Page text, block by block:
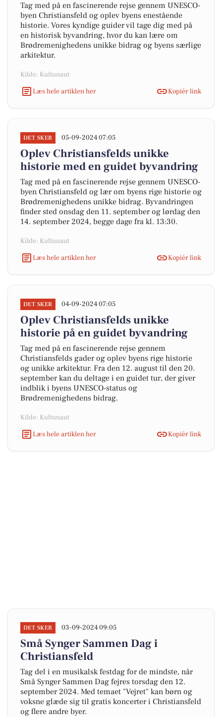
Tag med på en fascinerende rejse gennem UNESCO-
byen Christiansfeld og oplev byens enestående
historie. Vores kyndige guider vil tage dig med på
en historisk byvandring, hvor du kan lære om
Brødremenighedens unikke bidrag og byens særlige
arkitektur.
Kilde: Kultunaut
Læs hele artiklen her
Kopiér link
DET SKER 05-09-2024 07:05
Oplev Christiansfelds unikke
historie med en guidet byvandring
Tag med på en fascinerende rejse gennem UNESCO-
byen Christiansfeld og lær om byens rige historie og
Brødremenighedens unikke bidrag. Byvandringen
finder sted onsdag den 11. september og lørdag den
14. september 2024, begge dage fra kl. 13:30.
Kilde: Kultunaut
Læs hele artiklen her
Kopiér link
DET SKER 04-09-2024 07:05
Oplev Christiansfelds unikke
historie på en guidet byvandring
Tag med på en fascinerende rejse gennem
Christiansfelds gader og oplev byens rige historie
og unikke arkitektur. Fra den 12. august til den 20.
september kan du deltage i en guidet tur, der giver
indblik i byens UNESCO-status og
Brødremenighedens bidrag.
Kilde: Kultunaut
Læs hele artiklen her
Kopiér link
DET SKER 03-09-2024 09:05
Små Synger Sammen Dag i
Christiansfeld
Tag del i en musikalsk festdag for de mindste, når
Små Synger Sammen Dag fejres torsdag den 12.
september 2024. Med temaet "Vejret" kan børn og
voksne glæde sig til gratis koncerter i Christiansfeld
og flere andre byer.